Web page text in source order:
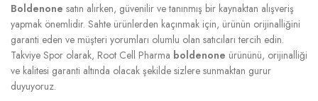
Boldenone satın alırken, güvenilir ve tanınmış bir kaynaktan alışveriş
yapmak önemlidir. Sahte ürünlerden kaçınmak için, ürünün orijinalliğini
garanti eden ve müşteri yorumları olumlu olan satıcıları tercih edin.
Takviye Spor olarak, Root Cell Pharma boldenone ürününü, orijinalliği
ve kalitesi garanti altında olacak şekilde sizlere sunmaktan gurur
duyuyoruz.